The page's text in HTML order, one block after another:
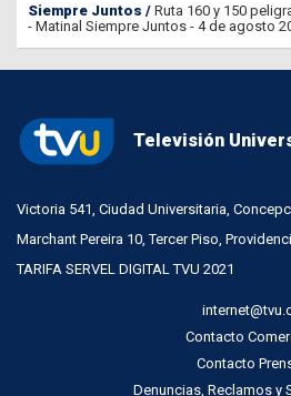
Siempre Juntos
Ruta 160 y 150
- Matinal Siempre Juntos - 4 de agosto
Televisión
Victoria 541, Ciudad Universitaria,
Marchant Pereira 10, Tercer Piso,
TARIFA SERVEL DIGITAL TVU 2021
Contacto
Contacto
Denuncias, Reclamos y